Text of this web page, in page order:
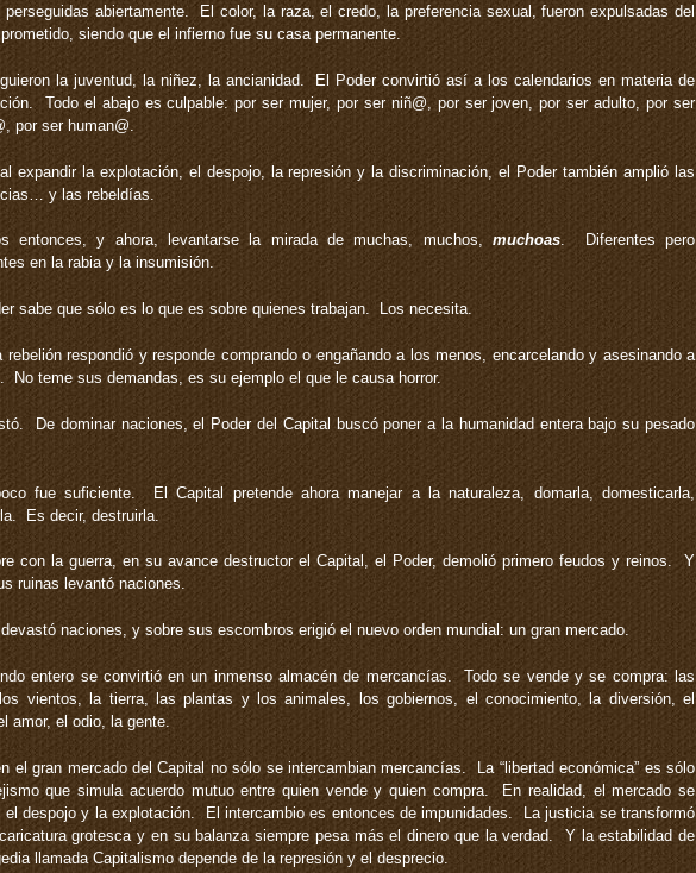
perseguidas abiertamente. El color, la raza, el credo, la preferencia sexual, fueron expulsadas del
siendo que el infierno fue su casa permanente.
la juventud, la niñez, la ancianidad. El Poder convirtió así a los calendarios en materia de
Todo el abajo es culpable: por ser mujer, por ser niñ@, por ser joven, por ser adulto, por ser
por ser human@.
expandir la explotación, el despojo, la represión y la discriminación, el Poder también amplió las
y las rebeldías.
entonces, y ahora, levantarse la mirada de muchas, muchos, muchoas. Diferentes pero
en la rabia y la insumisión.
sabe que sólo es lo que es sobre quienes trabajan. Los necesita.
rebelión respondió y responde comprando o engañando a los menos, encarcelando y asesinando a
No teme sus demandas, es su ejemplo el que le causa horror.
De dominar naciones, el Poder del Capital buscó poner a la humanidad entera bajo su pesado
fue suficiente. El Capital pretende ahora manejar a la naturaleza, domarla, domesticarla,
Es decir, destruirla.
con la guerra, en su avance destructor el Capital, el Poder, demolió primero feudos y reinos. Y
ruinas levantó naciones.
naciones, y sobre sus escombros erigió el nuevo orden mundial: un gran mercado.
entero se convirtió en un inmenso almacén de mercancías. Todo se vende y se compra: las
vientos, la tierra, las plantas y los animales, los gobiernos, el conocimiento, la diversión, el
amor, el odio, la gente.
el gran mercado del Capital no sólo se intercambian mercancías. La “libertad económica” es sólo
que simula acuerdo mutuo entre quien vende y quien compra. En realidad, el mercado se
el despojo y la explotación. El intercambio es entonces de impunidades. La justicia se transformó
grotesca y en su balanza siempre pesa más el dinero que la verdad. Y la estabilidad de
llamada Capitalismo depende de la represión y el desprecio.